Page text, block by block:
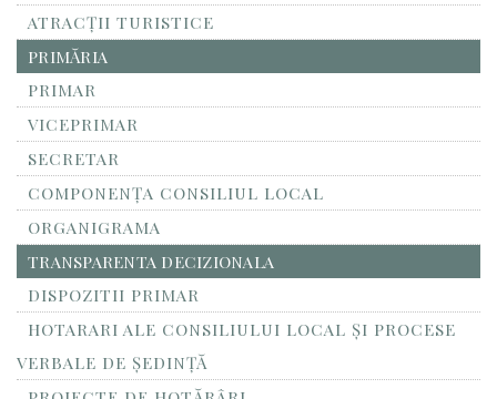
ATRACȚII TURISTICE
PRIMĂRIA
PRIMAR
VICEPRIMAR
SECRETAR
COMPONENȚA CONSILIUL LOCAL
ORGANIGRAMA
TRANSPARENTA DECIZIONALA
DISPOZITII PRIMAR
HOTARARI ALE CONSILIULUI LOCAL ȘI PROCESE
VERBALE DE ȘEDINȚĂ